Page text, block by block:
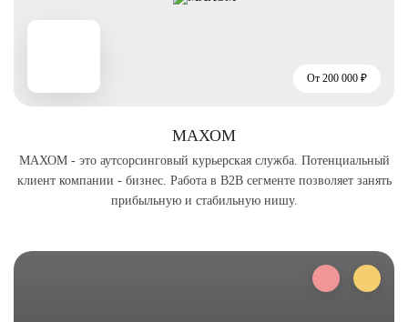
От 200 000 ₽
МАХОМ
МАХОМ - это аутсорсинговый курьерская служба. Потенциальный
клиент компании - бизнес. Работа в B2B сегменте позволяет занять
прибыльную и стабильную нишу.